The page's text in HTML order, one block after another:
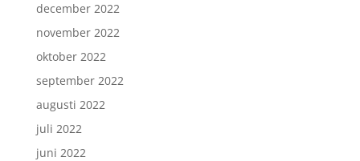
december 2022
november 2022
oktober 2022
september 2022
augusti 2022
juli 2022
juni 2022